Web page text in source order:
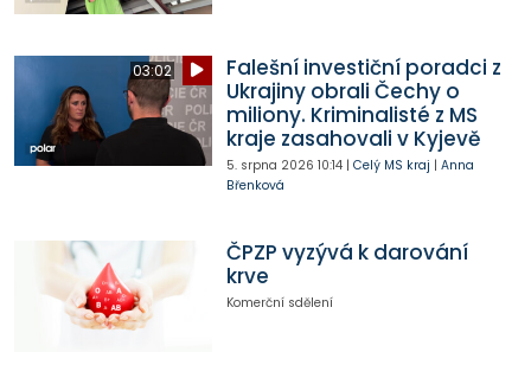
03:02
Falešní investiční poradci z
Ukrajiny obrali Čechy o
miliony. Kriminalisté z MS
kraje zasahovali v Kyjevě
5. srpna 2026 10:14| Celý MS kraj | Anna
Břenková
ČPZP vyzývá k darování
krve
Komerční sdělení